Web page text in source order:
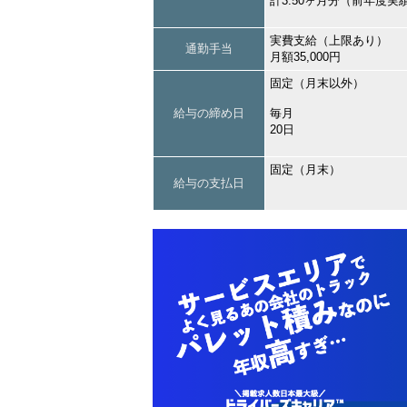
通勤手当
実費支給（上限あり）
月額35,000円
給与の締め日
固定（月末以外）
毎月
20日
給与の支払日
固定（月末）